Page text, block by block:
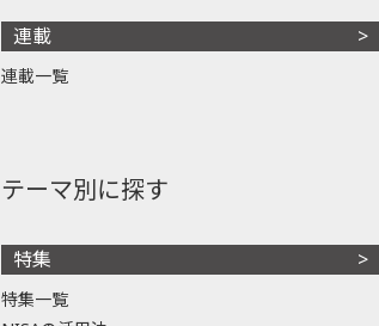
連載
連載一覧
テーマ別に探す
特集
特集一覧